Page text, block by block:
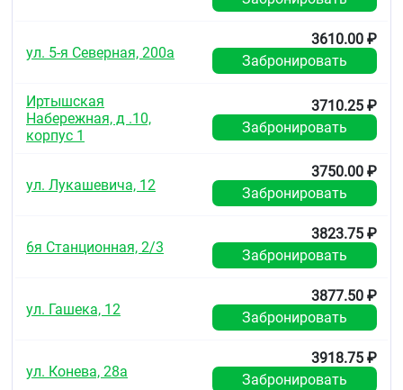
ул. 5-я Северная, 200а
3610.00 ₽
Забронировать
Иртышская
Набережная, д .10,
корпус 1
3710.25 ₽
Забронировать
ул. Лукашевича, 12
3750.00 ₽
Забронировать
6я Станционная, 2/3
3823.75 ₽
Забронировать
ул. Гашека, 12
3877.50 ₽
Забронировать
ул. Конева, 28а
3918.75 ₽
Забронировать